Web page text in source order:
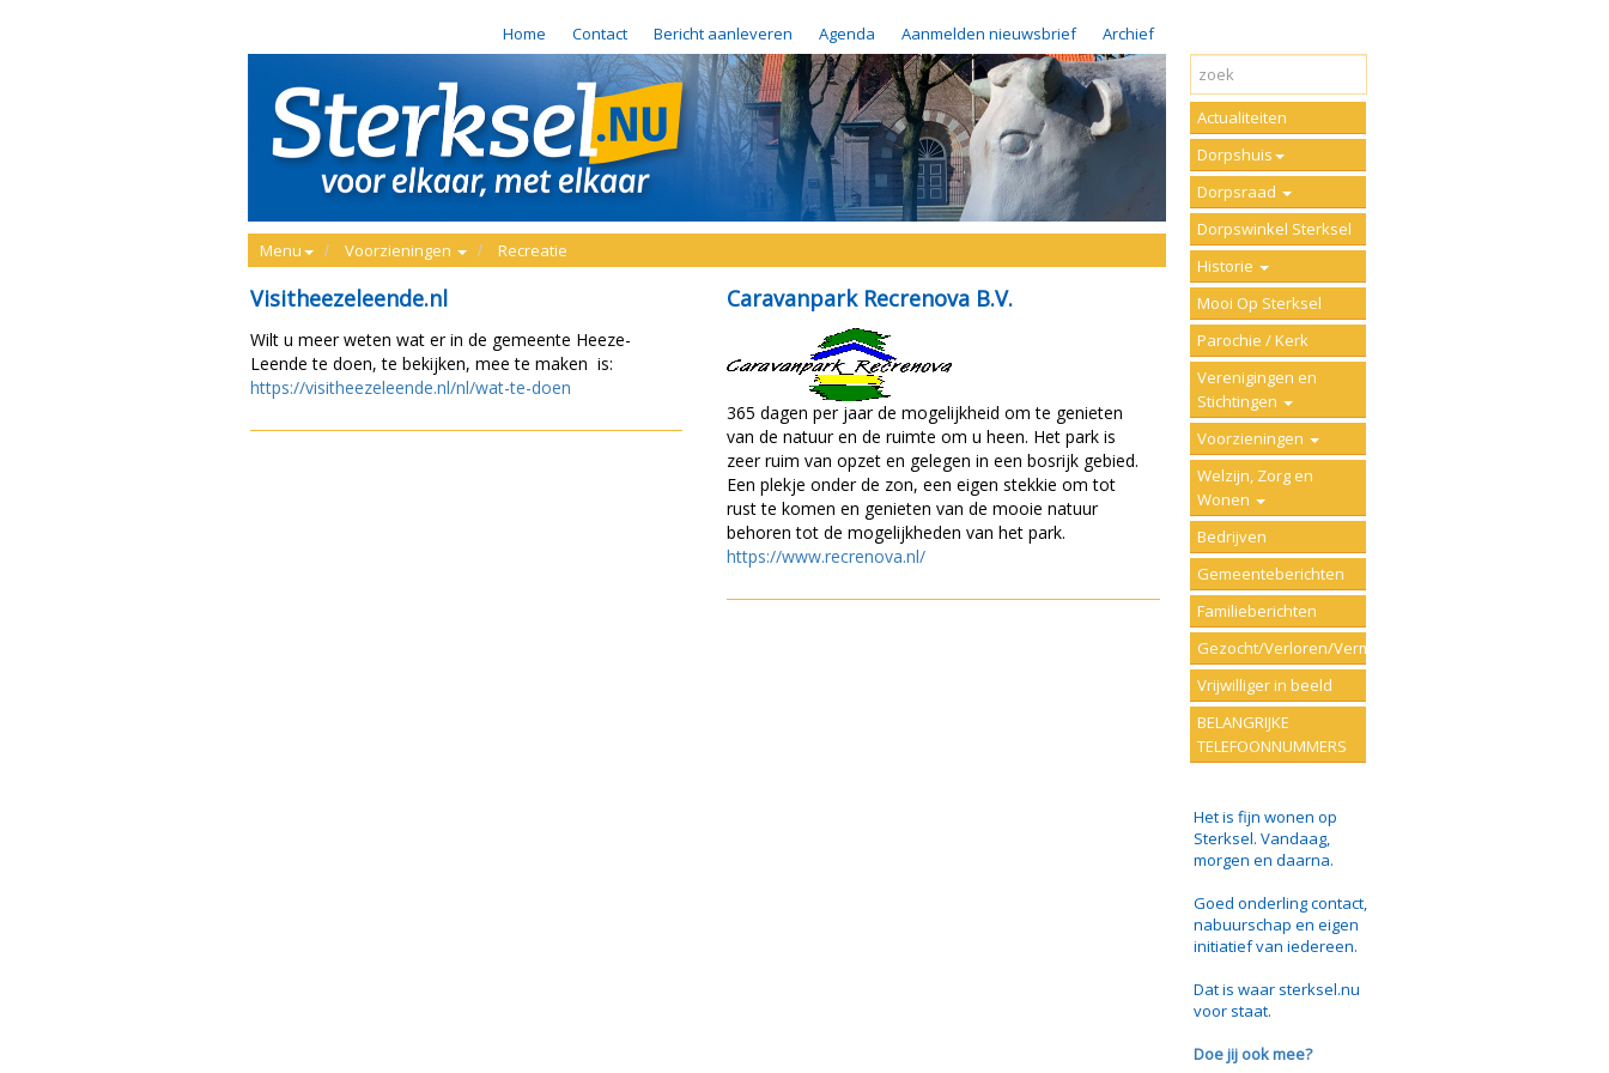
Home Contact Bericht aanleveren Agenda Aanmelden nieuwsbrief Archief
Menu Voorzieningen Recreatie
Visitheezeleende.nl
Wilt u meer weten wat er in de gemeente Heeze-
Leende te doen, te bekijken, mee te maken is:
https://visitheezeleende.nl/nl/wat-te-doen
Caravanpark Recrenova B.V.
365 dagen per jaar de mogelijkheid om te genieten
van de natuur en de ruimte om u heen. Het park is
zeer ruim van opzet en gelegen in een bosrijk gebied.
Een plekje onder de zon, een eigen stekkie om tot
rust te komen en genieten van de mooie natuur
behoren tot de mogelijkheden van het park.
https://www.recrenova.nl/
Actualiteiten
Dorpshuis
Dorpsraad
Dorpswinkel Sterksel
Historie
Mooi Op Sterksel
Parochie / Kerk
Verenigingen en
Stichtingen
Voorzieningen
Welzijn, Zorg en
Wonen
Bedrijven
Gemeenteberichten
Familieberichten
Gezocht/Verloren/Vermist
Vrijwilliger in beeld
BELANGRIJKE
TELEFOONNUMMERS
Het is fijn wonen op
Sterksel. Vandaag,
morgen en daarna.
Goed onderling contact,
nabuurschap en eigen
initiatief van iedereen.
Dat is waar sterksel.nu
voor staat.
Doe jij ook mee?